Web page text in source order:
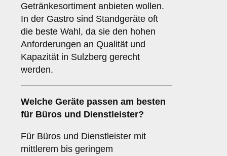
Getränkesortiment anbieten wollen.
In der Gastro sind Standgeräte oft
die beste Wahl, da sie den hohen
Anforderungen an Qualität und
Kapazität in Sulzberg gerecht
werden.
Welche Geräte passen am besten
für Büros und Dienstleister?
Für Büros und Dienstleister mit
mittlerem bis geringem